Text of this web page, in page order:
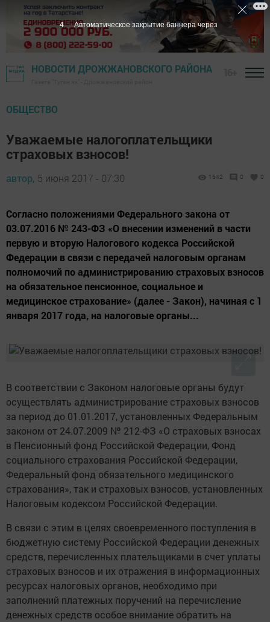
НОВОСТИ ДРОЖЖАНОВСКОГО РАЙОНА
ОБЩЕСТВО
Уважаемые налогоплательщики
страховых взносов!
автор, 5 июня 2017 - 07:30 1642 0 0
Согласно положениями Федерального закона от
03.07.2016 № 243-ФЗ «О внесении изменений в части
первую и вторую Налогового кодекса Российской
Федерации в связи с передачей налоговым органам
полномочий по администрированию страховых взносов
на обязательное пенсионное, социальное и
медицинское страхование» (далее - Закон), начиная с 1
января 2017 года, на налоговые органы...
В соответствии с Законом налоговые органы будут
осуществлять администрирование страховых взносов
за период до 01.01.2017, установленных Федеральным
законом от 24.07.2009 № 212-ФЗ «О страховых взносах
в Пенсионный фонд Российской Федерации, Фонд
социального страхования Российской Федерации,
Федеральный фонд обязательного медицинского
страхования», так и страховых взносов, установленных
Налоговым кодексом Российской Федерации.
В связи с этим в целях своевременного поступления в
бюджетную систему Российской Федерации денежных
средств, перечисленных плательщиками в счет уплаты
страховых взносов и их отражения в информационных
ресурсах налоговых органов, необходимо при
заполнений платежных поручений на перечисление
денежных средств особое внимание обратить на
3 Автоматическое закрытие баннера через